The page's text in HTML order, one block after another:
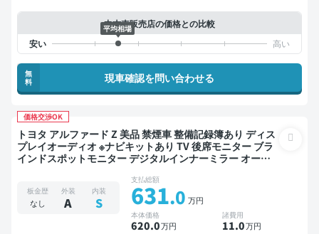
中古車販売店の価格との比較
平均相場
無
料
現車確認を問い合わせる
価格交渉OK
トヨタ アルファード Z 美品 禁煙車 整備記録簿あり ディス
プレイオーディオ ※ナビキットあり TV 後席モニター ブラ
インドスポットモニター デジタルインナーミラー オート
ックモニター 全方位カメラ ドライブレコーダー 衝突軽減
両側電動スライドドア 7人乗り
板金歴
なし
外装
A
内装
S
支払総額
631.0 万円
本体価格
620.0万円
諸費用
11.0万円